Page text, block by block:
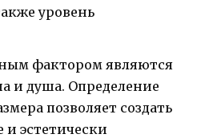
уровень
фактором являются
и душа. Определение
позволяет создать
эстетически